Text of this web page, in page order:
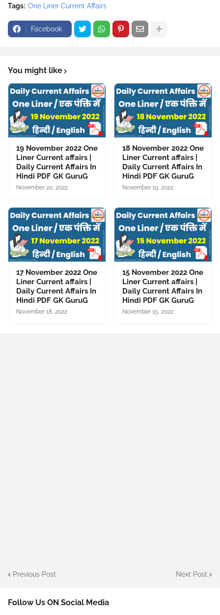
Tags: One Liner Current Affairs
Facebook
You might like
19 November 2022 One
Liner Current affairs |
Daily Current Affairs In
Hindi PDF GK GuruG
November 20, 2022
18 November 2022 One
Liner Current affairs |
Daily Current Affairs In
Hindi PDF GK GuruG
November 19, 2022
17 November 2022 One
Liner Current affairs |
Daily Current Affairs In
Hindi PDF GK GuruG
November 18, 2022
15 November 2022 One
Liner Current affairs |
Daily Current Affairs In
Hindi PDF GK GuruG
November 15, 2022
Previous Post Next Post
Follow Us ON Social Media